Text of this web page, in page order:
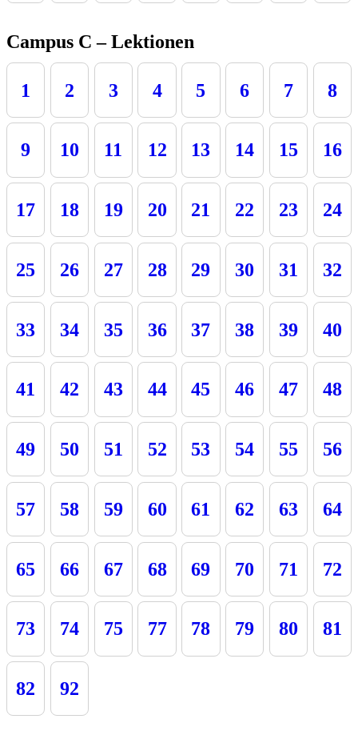
Campus C – Lektionen
1 2 3 4 5 6 7 8
9 10 11 12 13 14 15 16
17 18 19 20 21 22 23 24
25 26 27 28 29 30 31 32
33 34 35 36 37 38 39 40
41 42 43 44 45 46 47 48
49 50 51 52 53 54 55 56
57 58 59 60 61 62 63 64
65 66 67 68 69 70 71 72
73 74 75 77 78 79 80 81
82 92